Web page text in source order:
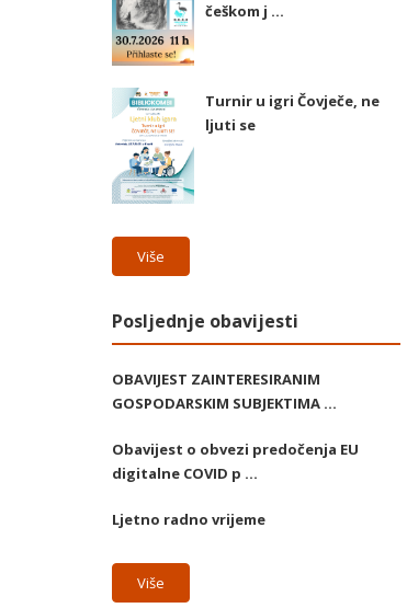
češkom j ...
Turnir u igri Čovječe, ne
ljuti se
Više
Posljednje obavijesti
OBAVIJEST ZAINTERESIRANIM
GOSPODARSKIM SUBJEKTIMA ...
Obavijest o obvezi predočenja EU
digitalne COVID p ...
Ljetno radno vrijeme
Više